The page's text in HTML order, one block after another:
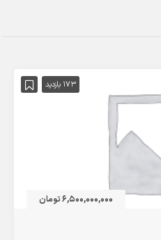
173 بازدید
6,500,000,000 تومان